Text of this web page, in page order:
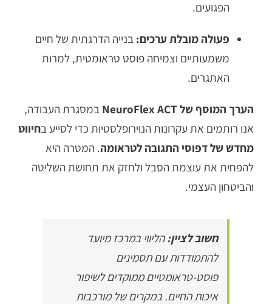
הפגועים.
פעולה מובלת ערכים: בנייה הדרגתית של חיים
משמעותיים וצמיחה פוסט טראומטית, למרות
האתגרים.
הערך המוסף של NeuroFlex ACT
במסגרת העבודה,
אנו רותמים את עקרונות הנוירופלסטיות כדי לסייע בחיווט
מחדש של דפוסי התגובה לטראומה. המטרה היא
להפחית את עוצמת הסבל ולחזק את תחושת השליטה
והביטחון העצמי.
חשוב לציין:הליווי במרכז מיועד
להתמודדות עם תסמינים
פוסט-טראומטיים ממוקדים לשיפור
איכות החיים. במקרים של מורכבות